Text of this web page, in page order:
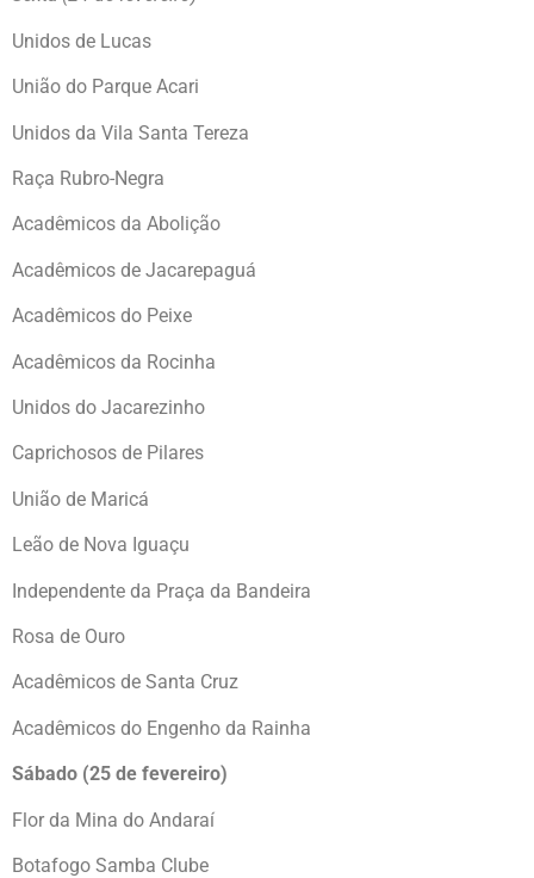
Unidos de Lucas
União do Parque Acari
Unidos da Vila Santa Tereza
Raça Rubro-Negra
Acadêmicos da Abolição
Acadêmicos de Jacarepaguá
Acadêmicos do Peixe
Acadêmicos da Rocinha
Unidos do Jacarezinho
Caprichosos de Pilares
União de Maricá
Leão de Nova Iguaçu
Independente da Praça da Bandeira
Rosa de Ouro
Acadêmicos de Santa Cruz
Acadêmicos do Engenho da Rainha
Sábado (25 de fevereiro)
Flor da Mina do Andaraí
Botafogo Samba Clube